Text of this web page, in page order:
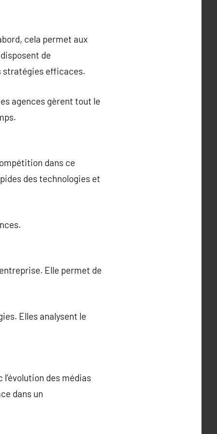
cela permet aux
de
stratégies efficaces.
agences gèrent tout le
dans ce
des technologies et
Elle permet de
Elles analysent le
des médias
dans un